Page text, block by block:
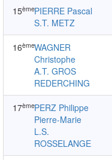
15èmePIERRE Pascal
S.T. METZ
16èmeWAGNER
Christophe
A.T. GROS
REDERCHING
17èmePERZ Philippe
Pierre-Marie
L.S.
ROSSELANGE